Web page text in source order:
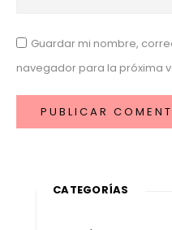
Guardar mi nombre,
navegador para la próxima
CATEGORÍAS